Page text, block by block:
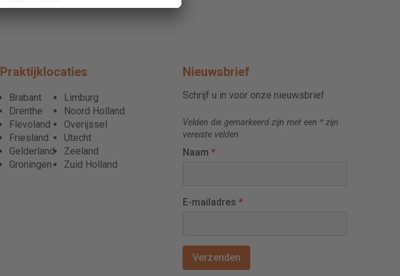
Praktijklocaties
Brabant
Drenthe
Flevoland
Friesland
Gelderland
Groningen
Limburg
Noord Holland
Overijssel
Utecht
Zeeland
Zuid Holland
Nieuwsbrief
Schrijf u in voor onze nieuwsbrief
Velden die gemarkeerd zijn met een * zijn
vereiste velden
Naam *
E-mailadres *